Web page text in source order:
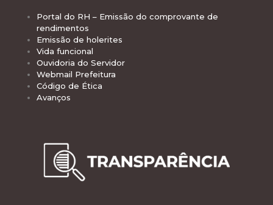
Portal do RH – Emissão do comprovante de
rendimentos
Emissão de holerites
Vida funcional
Ouvidoria do Servidor
Webmail Prefeitura
Código de Ética
Avanços